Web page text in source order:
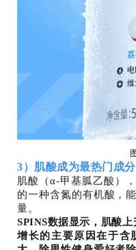
3）肌酸成为最热门成分
肌酸（α-甲基胍乙酸）
的一种含氮的有机酸，
量。
SPINS数据显示，肌酸
增长的主要原因在于含